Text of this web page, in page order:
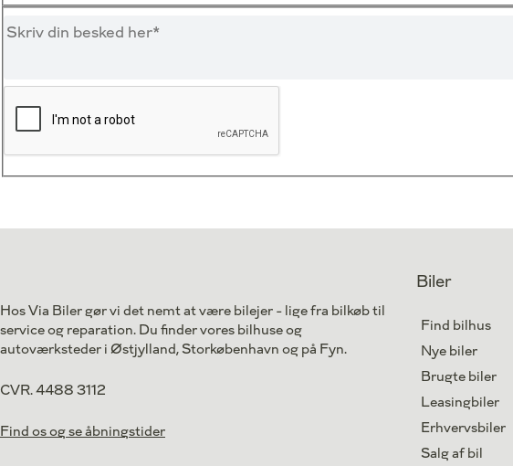
Hos Via Biler gør vi det nemt at være bilejer - lige fra bilkøb til
service og reparation. Du finder vores bilhuse og
autoværksteder i Østjylland, Storkøbenhavn og på Fyn.
CVR. 4488 3112
Find os og se åbningstider
Biler
Find bilhus
Nye biler
Brugte biler
Leasingbiler
Erhvervsbiler
Salg af bil